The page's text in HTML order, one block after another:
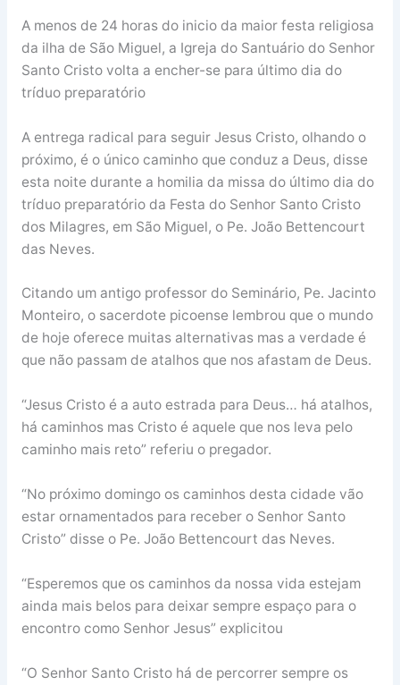
A menos de 24 horas do inicio da maior festa religiosa
da ilha de São Miguel, a Igreja do Santuário do Senhor
Santo Cristo volta a encher-se para último dia do
tríduo preparatório
A entrega radical para seguir Jesus Cristo, olhando o
próximo, é o único caminho que conduz a Deus, disse
esta noite durante a homilia da missa do último dia do
tríduo preparatório da Festa do Senhor Santo Cristo
dos Milagres, em São Miguel, o Pe. João Bettencourt
das Neves.
Citando um antigo professor do Seminário, Pe. Jacinto
Monteiro, o sacerdote picoense lembrou que o mundo
de hoje oferece muitas alternativas mas a verdade é
que não passam de atalhos que nos afastam de Deus.
“Jesus Cristo é a auto estrada para Deus… há atalhos,
há caminhos mas Cristo é aquele que nos leva pelo
caminho mais reto” referiu o pregador.
“No próximo domingo os caminhos desta cidade vão
estar ornamentados para receber o Senhor Santo
Cristo” disse o Pe. João Bettencourt das Neves.
“Esperemos que os caminhos da nossa vida estejam
ainda mais belos para deixar sempre espaço para o
encontro como Senhor Jesus” explicitou
“O Senhor Santo Cristo há de percorrer sempre os